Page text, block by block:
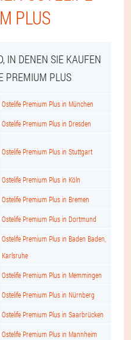
PLUS
IN DENEN SIE KAUFEN
PREMIUM PLUS
Ostelife Premium Plus in München
Ostelife Premium Plus in Dresden
Ostelife Premium Plus in Stuttgart
Ostelife Premium Plus in Köln
Ostelife Premium Plus in Bremen
Ostelife Premium Plus in Dortmund
Ostelife Premium Plus in Baden Baden,
Karlsruhe
Ostelife Premium Plus in Memmingen
Ostelife Premium Plus in Nürnberg
Ostelife Premium Plus in Saarbrücken
Ostelife Premium Plus in Mannheim